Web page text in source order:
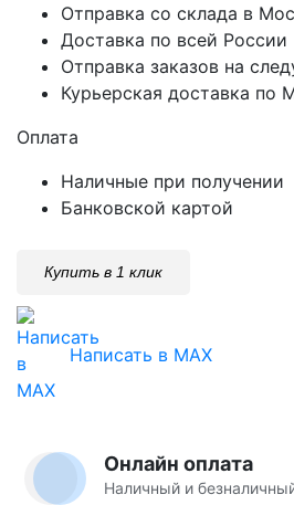
Отправка со склада в
Доставка по всей России
Отправка заказов на
Курьерская доставка по
Оплата
Наличные при получении
Банковской картой
Купить в 1 клик
Написать в MAX
Онлайн оплата
Наличный и